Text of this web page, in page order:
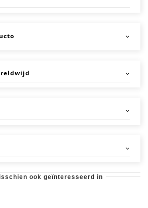
ook geïnteresseerd in